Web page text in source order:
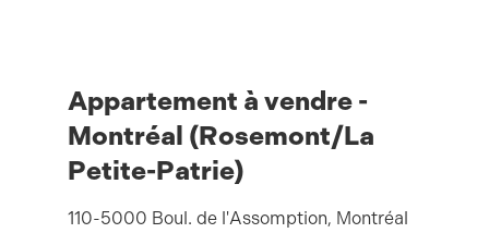
Appartement à vendre -
Montréal (Rosemont/La
Petite-Patrie)
110-5000 Boul. de l'Assomption, Montréal